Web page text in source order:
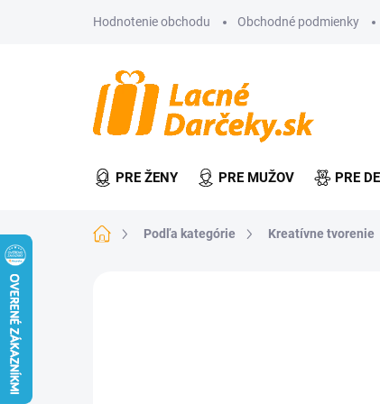
Hodnotenie obchodu Obchodné podmienky
PRE ŽENY PRE MUŽOV PRE
DomovPodľa kategórie Kreatívne tvorenie